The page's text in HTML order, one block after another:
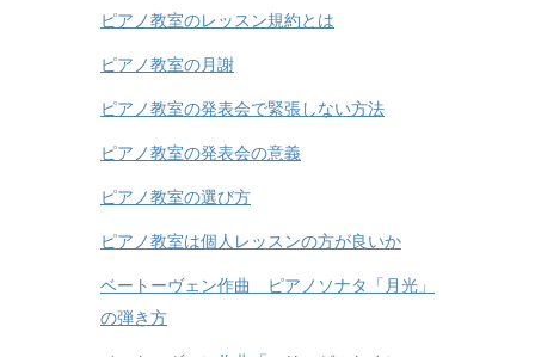
ピアノ教室のレッスン規約とは
ピアノ教室の月謝
ピアノ教室の発表会で緊張しない方法
ピアノ教室の発表会の意義
ピアノ教室の選び方
ピアノ教室は個人レッスンの方が良いか
ベートーヴェン作曲 ピアノソナタ「月光」
の弾き方